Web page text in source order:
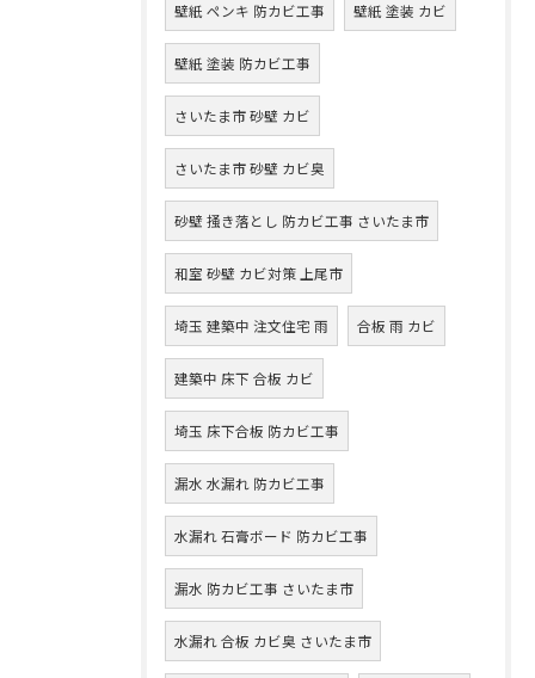
壁紙 ペンキ 防カビ工事 壁紙 塗装 カビ
壁紙 塗装 防カビ工事
さいたま市 砂壁 カビ
さいたま市 砂壁 カビ臭
砂壁 掻き落とし 防カビ工事 さいたま市
和室 砂壁 カビ対策 上尾市
埼玉 建築中 注文住宅 雨 合板 雨 カビ
建築中 床下 合板 カビ
埼玉 床下合板 防カビ工事
漏水 水漏れ 防カビ工事
水漏れ 石膏ボード 防カビ工事
漏水 防カビ工事 さいたま市
水漏れ 合板 カビ臭 さいたま市